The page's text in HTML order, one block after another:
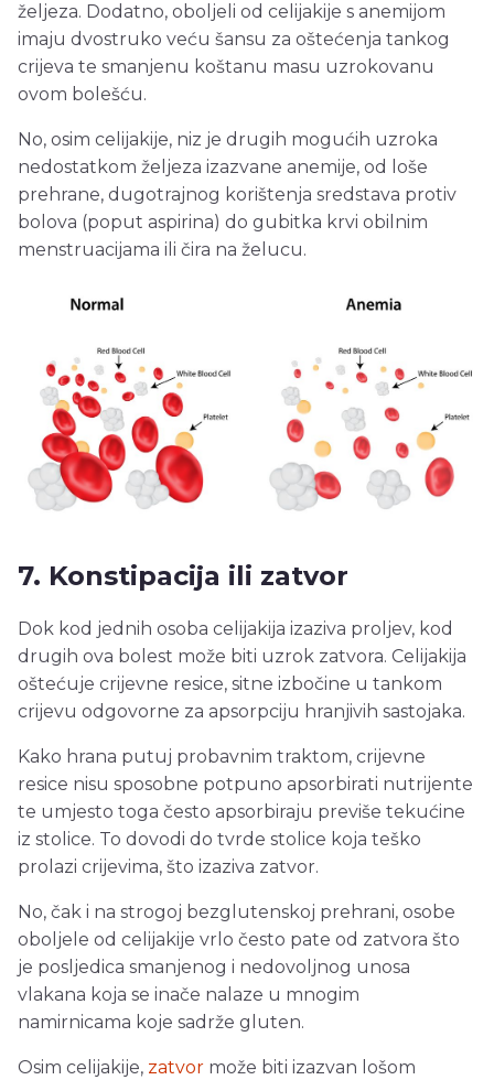
željeza. Dodatno, oboljeli od celijakije s anemijom
imaju dvostruko veću šansu za oštećenja tankog
crijeva te smanjenu koštanu masu uzrokovanu
ovom bolešću.
No, osim celijakije, niz je drugih mogućih uzroka
nedostatkom željeza izazvane anemije, od loše
prehrane, dugotrajnog korištenja sredstava protiv
bolova (poput aspirina) do gubitka krvi obilnim
menstruacijama ili čira na želucu.
7. Konstipacija ili zatvor
Dok kod jednih osoba celijakija izaziva proljev, kod
drugih ova bolest može biti uzrok zatvora. Celijakija
oštećuje crijevne resice, sitne izbočine u tankom
crijevu odgovorne za apsorpciju hranjivih sastojaka.
Kako hrana putuj probavnim traktom, crijevne
resice nisu sposobne potpuno apsorbirati nutrijente
te umjesto toga često apsorbiraju previše tekućine
iz stolice. To dovodi do tvrde stolice koja teško
prolazi crijevima, što izaziva zatvor.
No, čak i na strogoj bezglutenskoj prehrani, osobe
oboljele od celijakije vrlo često pate od zatvora što
je posljedica smanjenog i nedovoljnog unosa
vlakana koja se inače nalaze u mnogim
namirnicama koje sadrže gluten.
Osim celijakije, zatvor može biti izazvan lošom